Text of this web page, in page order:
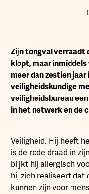
Zijn tongval verraadt
klopt, maar inmiddels
meer dan zestien jaar
veiligheidskundige
veiligheidsbureau
in het netwerk en de
Veiligheid. Hij heeft
is de rode draad in
blijkt hij allergisch
hij zich realiseert dat
kunnen zijn voor